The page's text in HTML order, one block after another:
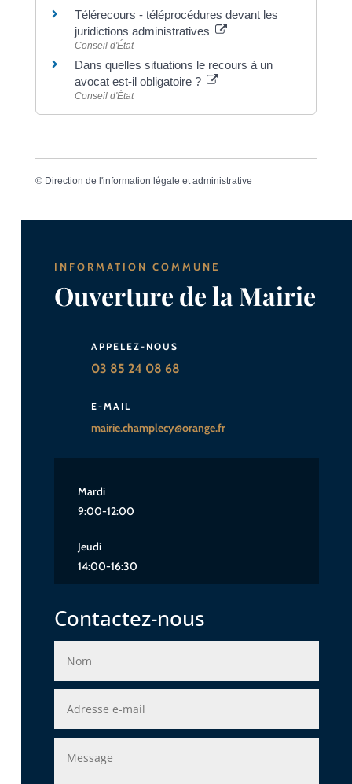
Télérecours - téléprocédures devant les
juridictions administratives
Conseil d'État
Dans quelles situations le recours à un
avocat est-il obligatoire ?
Conseil d'État
© Direction de l'information légale et administrative
INFORMATION COMMUNE
Ouverture de la Mairie
APPELEZ-NOUS
03 85 24 08 68
E-MAIL
mairie.champlecy@orange.fr
Mardi
9:00-12:00
Jeudi
14:00-16:30
Contactez-nous